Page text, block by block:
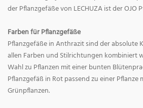
der Pflanzgefäße von LECHUZA ist der OJO
Farben für Pflanzgefäße
Pflanzgefäße in Anthrazit sind der absolute
allen Farben und Stilrichtungen kombiniert
Wahl zu Pflanzen mit einer bunten
Pflanzgefäß in Rot passend zu einer
Grünpflanzen.